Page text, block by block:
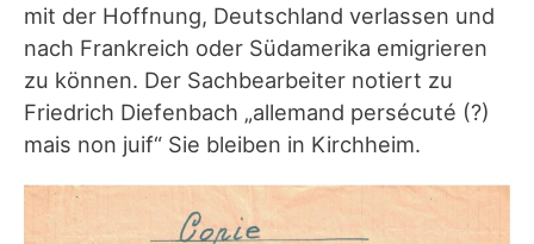
mit der Hoffnung, Deutschland verlassen und
nach Frankreich oder Südamerika emigrieren
zu können. Der Sachbearbeiter notiert zu
Friedrich Diefenbach „allemand persécuté (?)
mais non juif“ Sie bleiben in Kirchheim.